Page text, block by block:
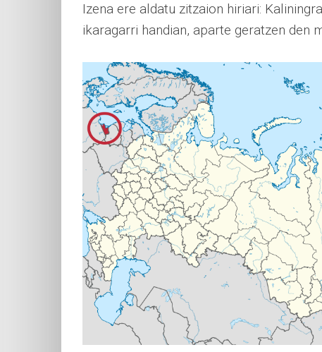
Izena ere aldatu zitzaion hiriari:
ikaragarri handian, aparte geratzen den